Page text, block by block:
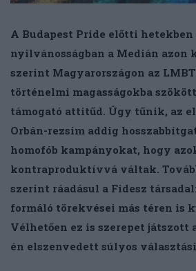
A Budapest Pride előtti
nyilvánosságban a Medián azon
szerint Magyarországon az
történelmi magasságokba
támogató attitűd. Úgy tűnik, az
Orbán-rezsim addig
homofób kampányokat, hogy
kontraproduktívvá váltak.
szerint ráadásul a Fidesz
formáló törekvései más téren is
Vélhetően ez is szerepet játszott
én elszenvedett súlyos